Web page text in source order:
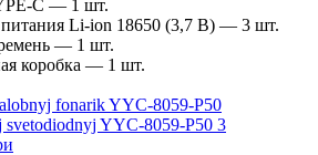
C — 1 шт.
Li-ion 18650 (3,7 В) — 3 шт.
— 1 шт.
коробка — 1 шт.